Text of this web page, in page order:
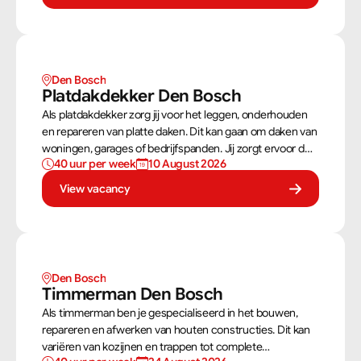
Den Bosch
Platdakdekker Den Bosch
Als platdakdekker zorg jij voor het leggen, onderhouden
en repareren van platte daken. Dit kan gaan om daken van
woningen, garages of bedrijfspanden. Jij zorgt ervoor dat
deze daken tegen alle weersomstandigheden kunnen,
zoals regen, sneeuw en wind.
40 uur per week
10 August 2026
View vacancy
Den Bosch
Timmerman Den Bosch
Als timmerman ben je gespecialiseerd in het bouwen,
repareren en afwerken van houten constructies. Dit kan
variëren van kozijnen en trappen tot complete